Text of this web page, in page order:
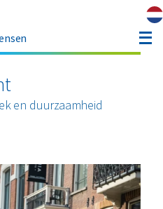
en duurzaamheid